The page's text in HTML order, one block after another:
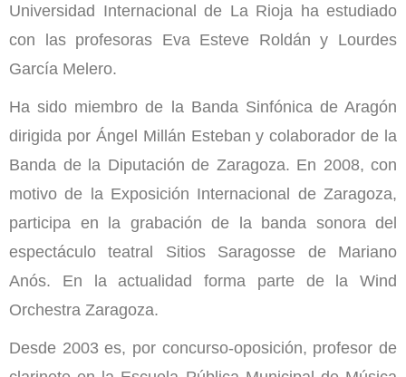
Universidad Internacional de La Rioja ha estudiado
con las profesoras Eva Esteve Roldán y Lourdes
García Melero.
Ha sido miembro de la Banda Sinfónica de Aragón
dirigida por Ángel Millán Esteban y colaborador de la
Banda de la Diputación de Zaragoza. En 2008, con
motivo de la Exposición Internacional de Zaragoza,
participa en la grabación de la banda sonora del
espectáculo teatral Sitios Saragosse de Mariano
Anós. En la actualidad forma parte de la Wind
Orchestra Zaragoza.
Desde 2003 es, por concurso-oposición, profesor de